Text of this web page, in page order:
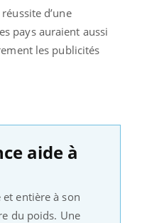
d’une
pays auraient aussi
les publicités
aide à
entière à son
du poids. Une